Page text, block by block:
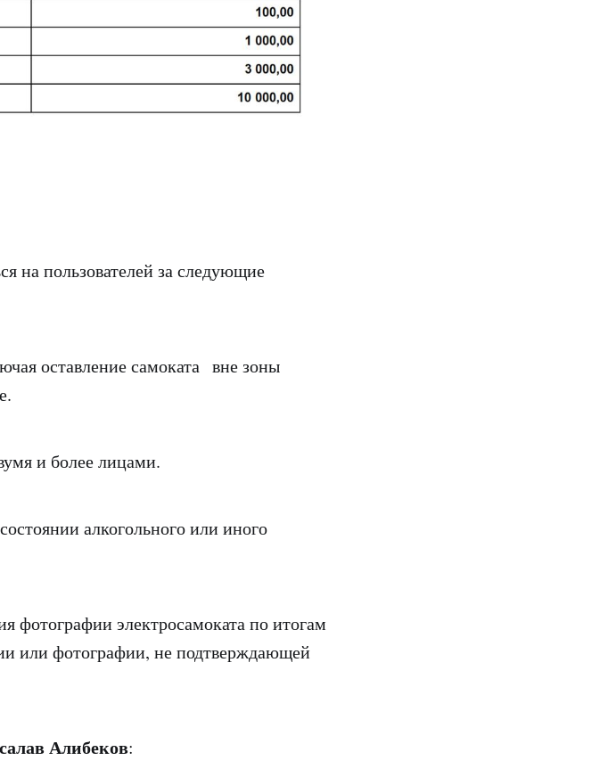
на пользователей за следующие
оставление самоката вне зоны
и более лицами.
алкогольного или иного
электросамоката по итогам
или фотографии, не подтверждающей
Алибеков: